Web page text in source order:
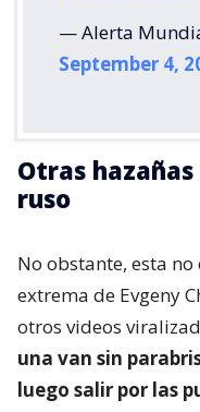
— Alerta
September 4,
Otras
ruso
No obstante, esta
extrema de Evgeny
otros videos
una van sin
luego salir por las